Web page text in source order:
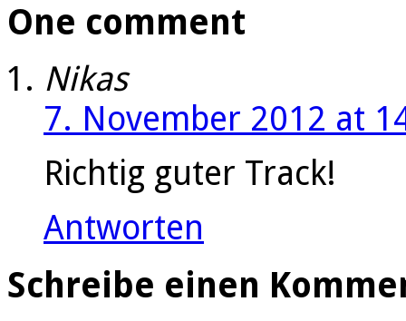
One comment
Nikas
7. November 2012 at
Richtig guter Track!
Antworten
Schreibe einen